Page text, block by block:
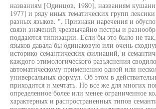
названиям [Одинцов, 1980], названиям
1977] и ряду иных тематических групп
разных языков. ". Признаки наречения и
связи значений чрезвычайно пестры и
поддаются типизации. Если бы это было не
языков давала бы одинаковую или очень
историко-семантических филиаций, и
каждого этимологического разъяснения
автоматическому применению одной или
универсальных формул. Об этом в
приходится и мечтать. Но все же для многих
определенное более или менее ограниченное
характерных и распространенных типов